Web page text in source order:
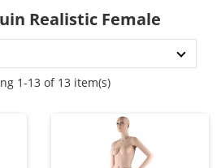
Realistic Female
1-13 of 13 item(s)